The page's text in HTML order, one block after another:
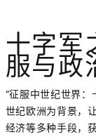
十字军
服与政
“征服中世纪世界
世纪欧洲为背景，
经济等多种手段，